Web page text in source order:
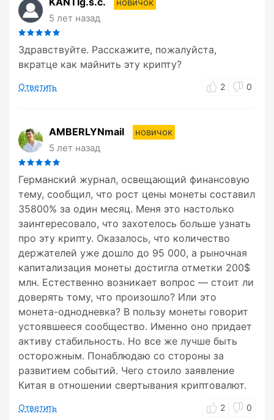
новичок
5 лет назад
Здравствуйте. Расскажите, пожалуйста,
вкратце как майнить эту крипту?
Ответить 2 0
AMBERLYNmail
новичок
5 лет назад
Германский журнал, освещающий финансовую
тему, сообщил, что рост цены монеты составил
35800% за один месяц. Меня это настолько
заинтересовало, что захотелось больше узнать
про эту крипту. Оказалось, что количество
держателей уже дошло до 95 000, а рыночная
капитализация монеты достигла отметки 200$
млн. Естественно возникает вопрос — стоит ли
доверять тому, что произошло? Или это
монета-однодневка? В пользу монеты говорит
устоявшееся сообщество. Именно оно придает
активу стабильность. Но все же лучше быть
осторожным. Понаблюдаю со стороны за
развитием событий. Чего стоило заявление
Китая в отношении свертывания криптовалют.
Ответить 2 0